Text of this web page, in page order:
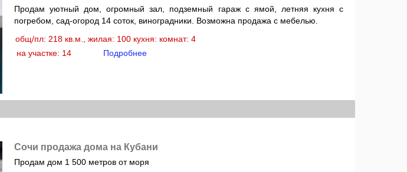
Продам уютный дом, огромный зал, подземный гараж с ямой, летняя кухня с
погребом, сад-огород 14 соток, виноградники. Возможна продажа с мебелью.
общ/пл: 218 кв.м., жилая: 100 кухня: комнат: 4
на участке: 14
Подробнее
Сочи продажа дома на Кубани
Продам дом 1 500 метров от моря